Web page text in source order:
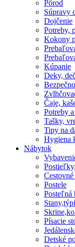
Pôrod
Súpravy
Dojčenie
Potreby,
Kokony
Kúpanie
Deky,
Čaje,
Potreby
Tašky,
Tipy na
Hygiena
Nábytok
Postele
Posteľná
Písacie
Detské